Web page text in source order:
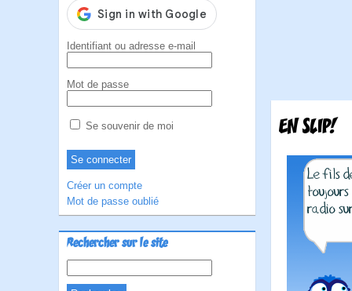
Identifiant ou adresse e-mail
Mot de passe
Se souvenir de moi
Créer un compte
Mot de passe oublié
Rechercher sur le site
EN SLIP!